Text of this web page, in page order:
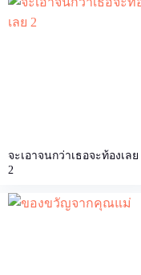
จะเอาจนกว่าเธอจะท้องเลย
2